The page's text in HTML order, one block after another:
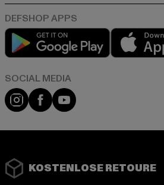
Play market
Instagram
FacebookYouTube
KOSTENLOSE RETOURE